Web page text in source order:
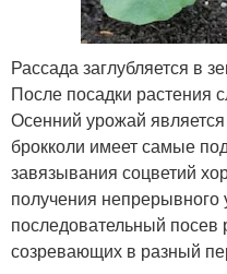
Рассада заглубляется в
После посадки растения
Осенний урожай
брокколи имеет самые
завязывания соцветий
получения непрерывного
последовательный посев
созревающих в разный